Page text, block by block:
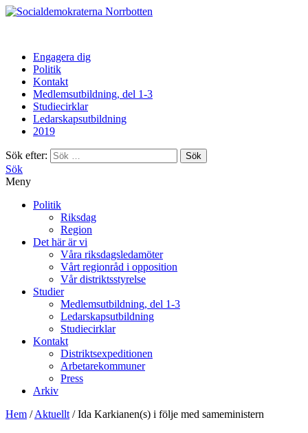
Norrbotten
Engagera dig
Politik
Kontakt
Medlemsutbildning, del 1-3
Studiecirklar
Ledarskapsutbildning
2019
Sök efter:
Sök
Meny
Politik
Riksdag
Region
Det här är vi
Våra riksdagsledamöter
Vårt regionråd i opposition
Vår distriktsstyrelse
Studier
Medlemsutbildning, del 1-3
Ledarskapsutbildning
Studiecirklar
Kontakt
Distriktsexpeditionen
Arbetarekommuner
Press
Arkiv
Hem /Aktuellt /Ida Karkianen(s) i följe med sameministern